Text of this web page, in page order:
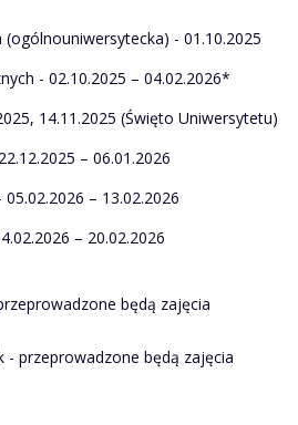
- 01.10.2025
- 02.10.2025 – 04.02.2026*
14.11.2025 (Święto Uniwersytetu)
– 06.01.2026
– 13.02.2026
– 20.02.2026
będą zajęcia
- przeprowadzone będą zajęcia